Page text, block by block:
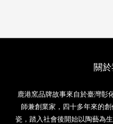
關
鹿港窯品牌故事來自於臺灣彰
師兼創業家，四十多年來的
瓷，踏入社會後開始以陶藝為